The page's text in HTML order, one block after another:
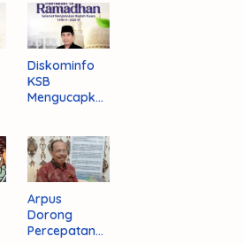
Diskominfo
KSB
Mengucapka
Ibadah Puasa
1446 H/2025
M
Arpus
Dorong
Percepatan